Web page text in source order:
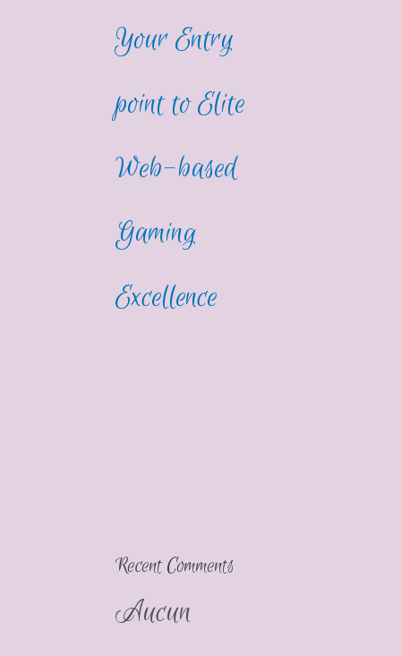
Your Entry
point to Elite
Web-based
Gaming
Excellence
Recent Comments
Aucun